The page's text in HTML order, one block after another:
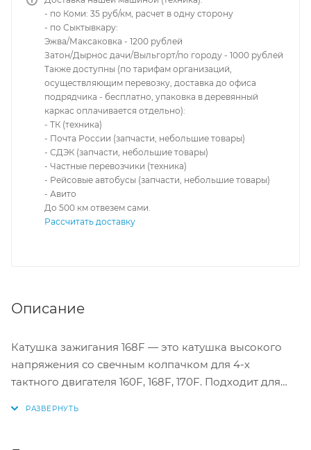
- по Коми: 35 руб/км, расчет в одну сторону
- по Сыктывкару:
Эжва/Максаковка - 1200 рублей
Затон/Дырнос дачи/Выльгорт/по городу - 1000 рублей
Также доступны (по тарифам организаций,
осуществляющим перевозку, доставка до офиса
подрядчика - бесплатно, упаковка в деревянный
каркас оплачивается отдельно):
- ТК (техника)
- Почта России (запчасти, небольшие товары)
- СДЭК (запчасти, небольшие товары)
- Частные перевозчики (техника)
- Рейсовые автобусы (запчасти, небольшие товары)
- Авито
До 500 км отвезем сами.
Рассчитать доставку
Описание
Катушка зажигания 168F — это катушка высокого
напряжения со свечным колпачком для 4-х
тактного двигателя 160F, 168F, 170F. Подходит для